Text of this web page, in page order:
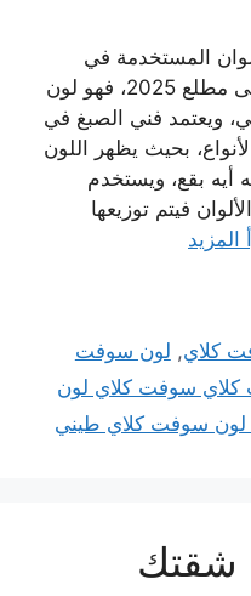
المستخدمة في
الدهان في 2024 وستستمر حتى مطلع 2025، فهو لون
ويعتمد فني الصبغ في
بحيث يظهر اللون
بقع، ويستخدم
فيتم توزيعها
المزيد
كلاي, لون سوفت
سوفت كلاي لون
لون سوفت كلاي طيني
شقتك